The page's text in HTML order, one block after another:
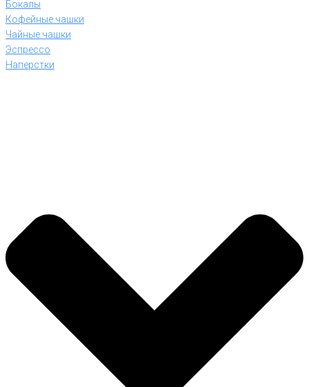
Бокалы
Кофейные чашки
Чайные чашки
Эспрессо
Наперстки